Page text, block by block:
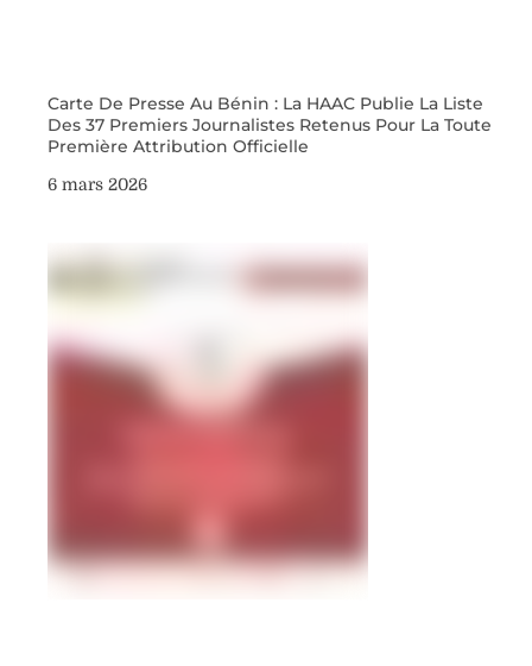
Carte De Presse Au Bénin : La HAAC Publie La Liste
Des 37 Premiers Journalistes Retenus Pour La Toute
Première Attribution Officielle
6 mars 2026